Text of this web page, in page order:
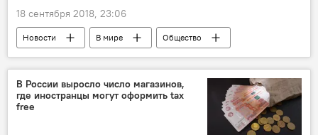
18 сентября 2018, 23:06
Новости В мире
Общество
Париж
центр города
пешеходная зона
В России выросло число магазинов,
где иностранцы могут оформить tax
free